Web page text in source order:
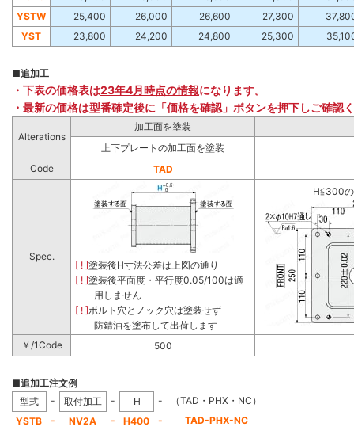
YSTW
25,400 26,000 26,600 27,300
YST
23,800 24,200 24,800 25,300
■追加工
・下表の価格表は23年4月時点の情報になります。
・最新の価格は型番確定後に「価格を確認」ボタンを押下しご確認
Alterations
加工面を塗装
上下プレートの加工面を塗装
Code
TAD
Spec.
[ ! ]塗装後H寸法公差は上図の通り
[ ! ]塗装後平面度・平行度0.05/100は適
用しません
[ ! ]ボルト穴とノック穴は塗装せず
防錆油を塗布して出荷します
H≦300
￥/1Code 500
■追加工注文例
型式
- 取付加工 - H -
（TAD・PHX・NC）
YSTB
- NV2A - H400 - TAD-PHX-NC